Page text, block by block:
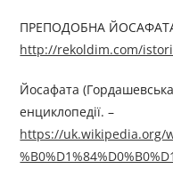
ПРЕПОДОБНА
http://rekoldim.com/
Йосафата
енциклопедії. –
https://uk.wikipedia.org/